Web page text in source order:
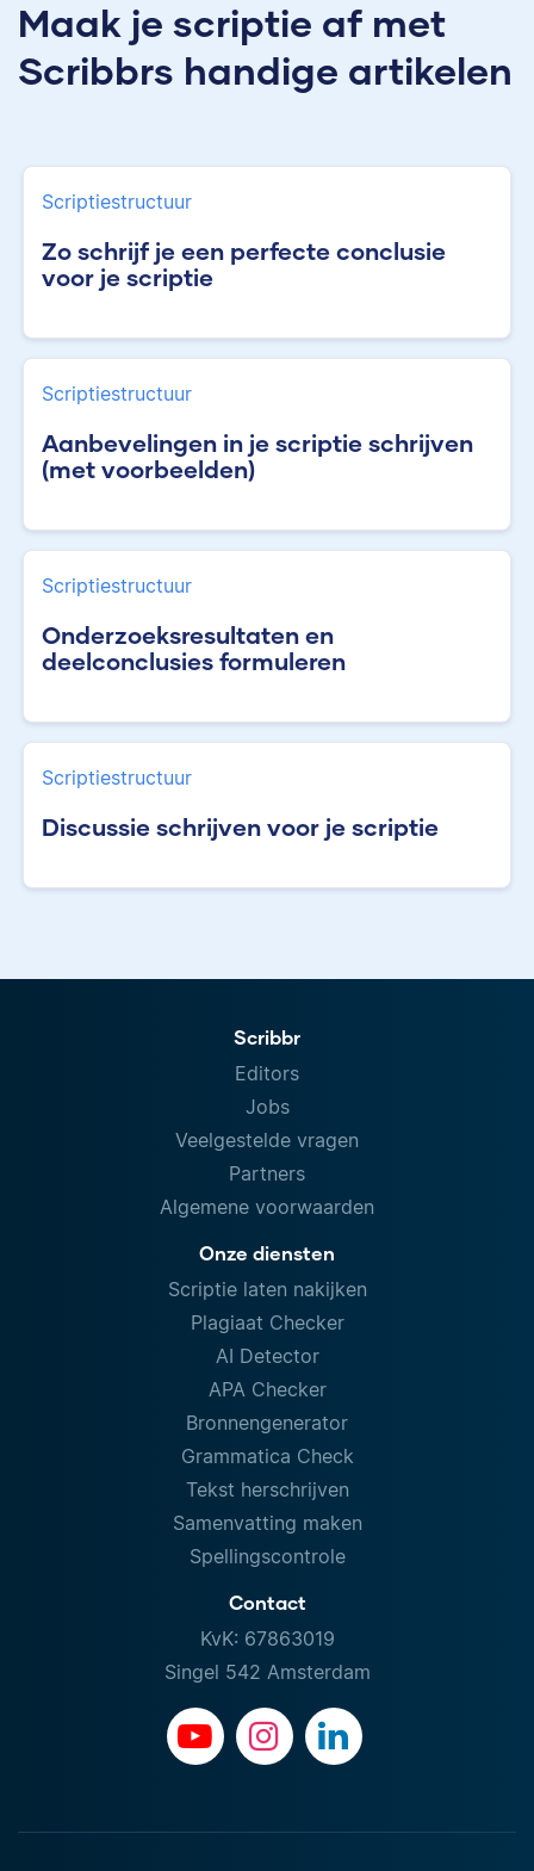
Maak je scriptie af met
Scribbrs handige artikelen
Scriptiestructuur
Zo schrijf je een perfecte conclusie
voor je scriptie
Scriptiestructuur
Aanbevelingen in je scriptie schrijven
(met voorbeelden)
Scriptiestructuur
Onderzoeksresultaten en
deelconclusies formuleren
Scriptiestructuur
Discussie schrijven voor je scriptie
Scribbr
Editors
Jobs
Veelgestelde vragen
Partners
Algemene voorwaarden
Onze diensten
Scriptie laten nakijken
Plagiaat Checker
AI Detector
APA Checker
Bronnengenerator
Grammatica Check
Tekst herschrijven
Samenvatting maken
Spellingscontrole
Contact
KvK: 67863019
Singel 542 Amsterdam